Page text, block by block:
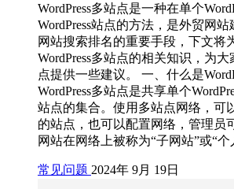
WordPress多站点是一种在单个
WordPress站点的方法，是外贸网
网站搜索排名的重要手段，下文将
WordPress多站点的相关知识，为大
点提供一些建议。 一、什么是
WordPress多站点是共享单个
站点的集合。使用多站点网络，可
的站点，也可以配置网络，管理员
网站在网络上被称为“子网站”或“
常见问题 2024年 9月 19日